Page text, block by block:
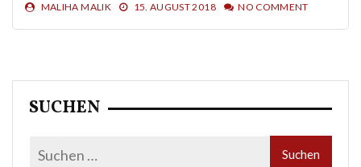
MALIHA MALIK 15. AUGUST 2018 NO COMMENT
SUCHEN